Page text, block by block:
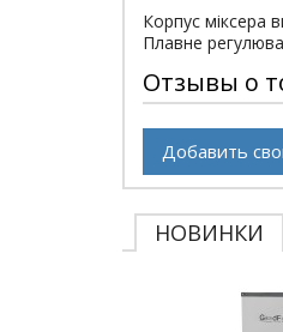
Корпус міксера
Плавне
Отзывы о
Добавить
НОВИНКИ